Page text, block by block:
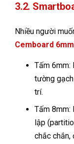
3.2.
Nhiều người
Cemboard 6mm
Tấm 6mm:
tường
trí.
Tấm 8mm:
lập
chắc chắn,